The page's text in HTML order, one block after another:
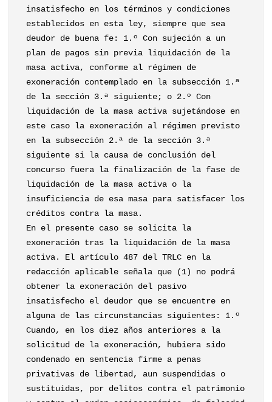
insatisfecho en los términos y condiciones
establecidos en esta ley, siempre que sea
deudor de buena fe: 1.º Con sujeción a un
plan de pagos sin previa liquidación de la
masa activa, conforme al régimen de
exoneración contemplado en la subsección 1.ª
de la sección 3.ª siguiente; o 2.º Con
liquidación de la masa activa sujetándose en
este caso la exoneración al régimen previsto
en la subsección 2.ª de la sección 3.ª
siguiente si la causa de conclusión del
concurso fuera la finalización de la fase de
liquidación de la masa activa o la
insuficiencia de esa masa para satisfacer los
créditos contra la masa.
En el presente caso se solicita la
exoneración tras la liquidación de la masa
activa. El artículo 487 del TRLC en la
redacción aplicable señala que (1) no podrá
obtener la exoneración del pasivo
insatisfecho el deudor que se encuentre en
alguna de las circunstancias siguientes: 1.º
Cuando, en los diez años anteriores a la
solicitud de la exoneración, hubiera sido
condenado en sentencia firme a penas
privativas de libertad, aun suspendidas o
sustituidas, por delitos contra el patrimonio